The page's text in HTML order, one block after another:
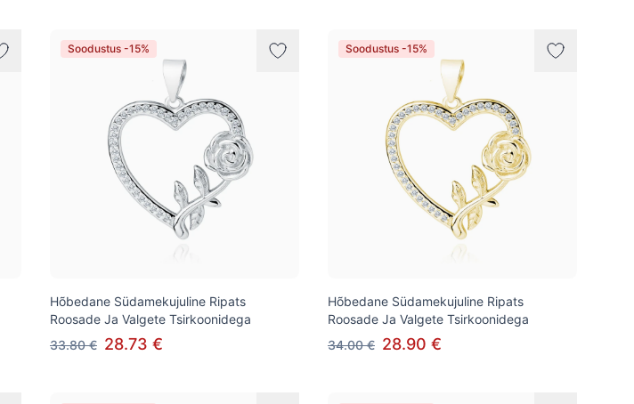
Soodustus -15%
Hõbedane Südamekujuline Ripats
Roosade Ja Valgete Tsirkoonidega
33.80 € 28.73 €
Soodustus -15%
Hõbedane Südamekujuline Ripats
Roosade Ja Valgete Tsirkoonidega
34.00 € 28.90 €